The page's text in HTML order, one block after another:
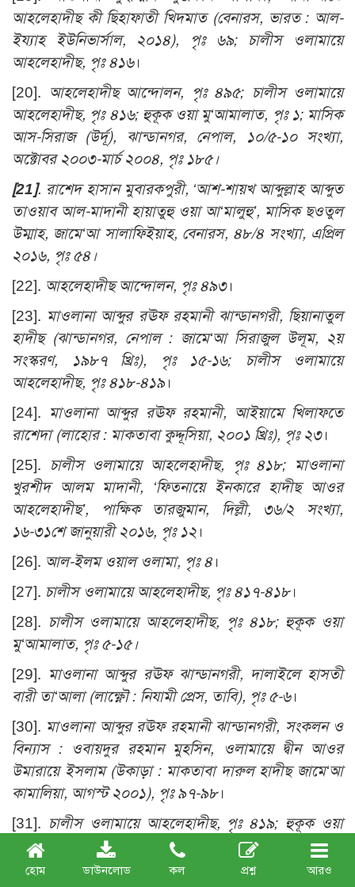
হোম ডাউনলোড কল প্রশ্ন আরও
আহলেহাদীছ কী ছিহাফাতী খিদমাত (বেনারস, ভারত : আল-
ইয্যাহ ইউনিভার্সাল, ২০১৪), পৃঃ ৬৯; চালীস ওলামায়ে
আহলেহাদীছ, পৃঃ ৪১৬।
[20]. আহলেহাদীছ আন্দোলন, পৃঃ ৪৯৫; চালীস ওলামায়ে
আহলেহাদীছ, পৃঃ ৪১৬; হুকূক ওয়া মু‘আমালাত, পৃঃ ১; মাসিক
আস-সিরাজ (উর্দূ), ঝান্ডানগর, নেপাল, ১০/৫-১০ সংখ্যা,
অক্টোবর ২০০৩-মার্চ ২০০৪, পৃঃ ১৮৫।
[21]. রাশেদ হাসান মুবারকপুরী, ‘আশ-শায়খ আব্দুল্লাহ আব্দুত
তাওয়াব আল-মাদানী হায়াতুহু ওয়া আ‘মালুহু’, মাসিক ছওতুল
উম্মাহ, জামে‘আ সালাফিইয়াহ, বেনারস, ৪৮/৪ সংখ্যা, এপ্রিল
২০১৬, পৃঃ ৫৪ ।
[22]. আহলেহাদীছ আন্দোলন, পৃঃ ৪৯৩।
[23]. মাওলানা আব্দুর রঊফ রহমানী ঝান্ডানগরী, ছিয়ানাতুল
হাদীছ (ঝান্ডানগর, নেপাল : জামে‘আ সিরাজুল উলূম, ২য়
সংস্করণ, ১৯৮৭ খ্রিঃ), পৃঃ ১৫-১৬; চালীস ওলামায়ে
আহলেহাদীছ, পৃঃ ৪১৮-৪১৯।
[24]. মাওলানা আব্দুর রঊফ রহমানী, আইয়ামে খিলাফতে
রাশেদা (লাহোর : মাকতাবা কুদ্দূসিয়া, ২০০১ খ্রিঃ), পৃঃ ২৩।
[25].
চালীস ওলামায়ে আহলেহাদীছ, পৃঃ ৪১৮; মাওলানা
খুরশীদ আলম মাদানী, ‘ফিতনায়ে ইনকারে হাদীছ আওর
আহলেহাদীছ’, পাক্ষিক তারজুমান, দিল্লী, ৩৬/২ সংখ্যা,
১৬-৩১শে জানুয়ারী ২০১৬, পৃঃ ১২ ।
[26]. আল-ইলম ওয়াল ওলামা, পৃঃ ৪ ।
[27]. চালীস ওলামায়ে আহলেহাদীছ, পৃঃ ৪১৭-৪১৮।
[28]. চালীস ওলামায়ে আহলেহাদীছ, পৃঃ ৪১৮; হুকূক ওয়া
মু‘আমালাত, পৃঃ ৫-১৫।
[29]. মাওলানা আব্দুর রঊফ ঝান্ডানগরী, দালাইলে হাসতী
বারী তা‘আলা (লাক্ষ্ণৌ : নিযামী প্রেস, তাবি), পৃঃ ৫-৬।
[30]. মাওলানা আব্দুর রঊফ রহমানী ঝান্ডানগরী, সংকলন ও
বিন্যাস : ওবায়দুর রহমান মুহসিন, ওলামায়ে দ্বীন আওর
উমারায়ে ইসলাম (উকাড়া : মাকতাবা দারুল হাদীছ জামে‘আ
কামালিয়া, আগস্ট ২০০১), পৃঃ ৯৭-৯৮।
[31]. চালীস ওলামায়ে আহলেহাদীছ, পৃঃ ৪১৯; হুকূক ওয়া
মু‘আমালাত, পৃঃ ৪।